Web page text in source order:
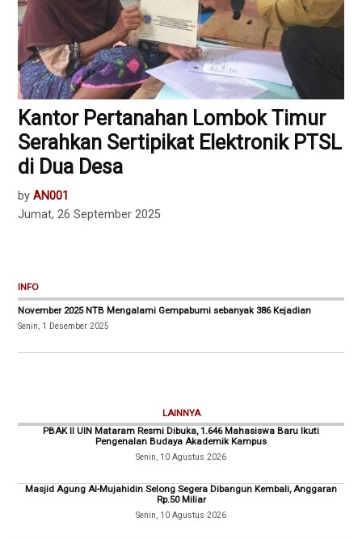
Kantor Pertanahan Lombok Timur
Serahkan Sertipikat Elektronik PTSL
di Dua Desa ‎
by AN001
Jumat, 26 September 2025
INFO
November 2025 NTB Mengalami Gempabumi sebanyak 386 Kejadian
Senin, 1 Desember 2025
LAINNYA
PBAK II UIN Mataram Resmi Dibuka, 1.646 Mahasiswa Baru Ikuti
Pengenalan Budaya Akademik Kampus
Senin, 10 Agustus 2026
Masjid Agung Al-Mujahidin Selong Segera Dibangun Kembali, Anggaran
Rp.50 Miliar
Senin, 10 Agustus 2026